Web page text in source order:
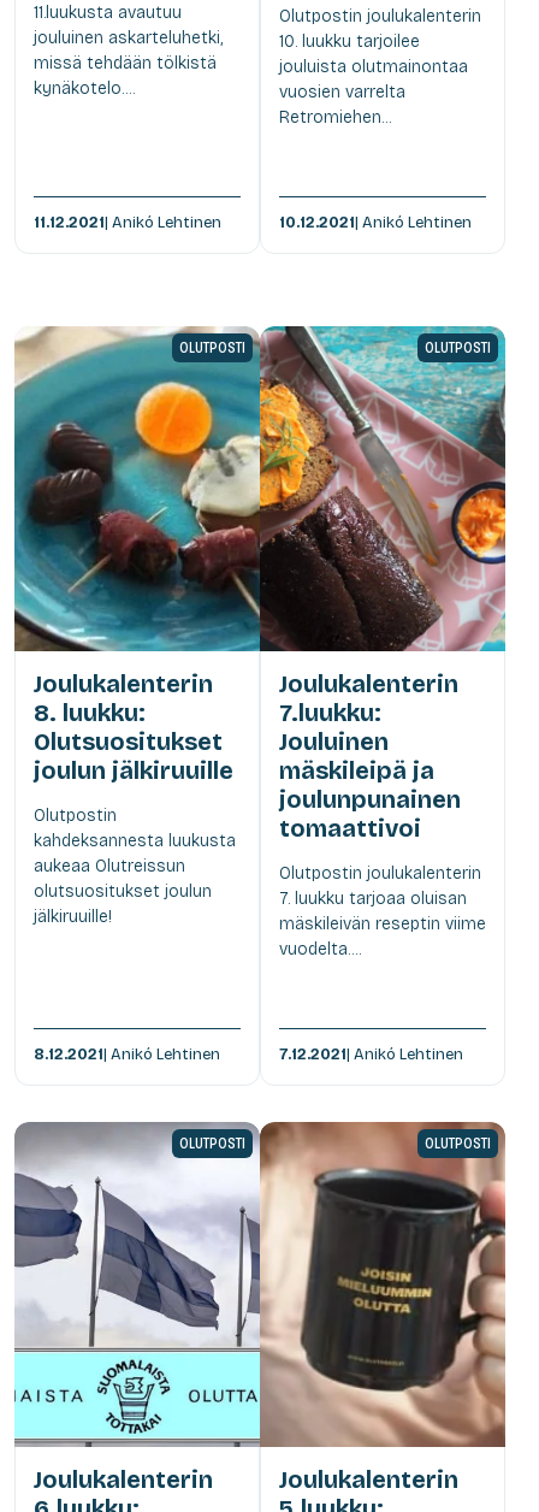
11.luukusta avautuu
jouluinen askarteluhetki,
missä tehdään tölkistä
kynäkotelo....
11.12.2021| Anikó Lehtinen
Olutpostin joulukalenterin
10. luukku tarjoilee
jouluista olutmainontaa
vuosien varrelta
Retromiehen...
10.12.2021| Anikó Lehtinen
OLUTPOSTI
Joulukalenterin
8. luukku:
Olutsuositukset
joulun jälkiruuille
Olutpostin
kahdeksannesta luukusta
aukeaa Olutreissun
olutsuositukset joulun
jälkiruuille!
8.12.2021| Anikó Lehtinen
OLUTPOSTI
Joulukalenterin
7.luukku:
Jouluinen
mäskileipä ja
joulunpunainen
tomaattivoi
Olutpostin joulukalenterin
7. luukku tarjoaa oluisan
mäskileivän reseptin viime
vuodelta....
7.12.2021| Anikó Lehtinen
OLUTPOSTI
Joulukalenterin
OLUTPOSTI
Joulukalenterin